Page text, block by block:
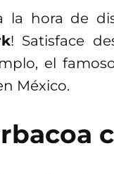
la hora de
! Satisface
el
México.